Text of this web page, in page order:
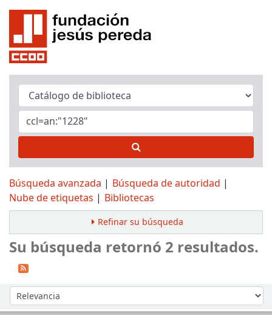
Búsqueda avanzada
Búsqueda de autoridad
Nube de etiquetas
Bibliotecas
Refinar su búsqueda
Su búsqueda retornó 2 resultados.
Ordenar por: